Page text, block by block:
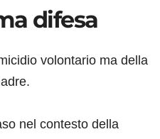
difesa
volontario ma della
nel contesto della